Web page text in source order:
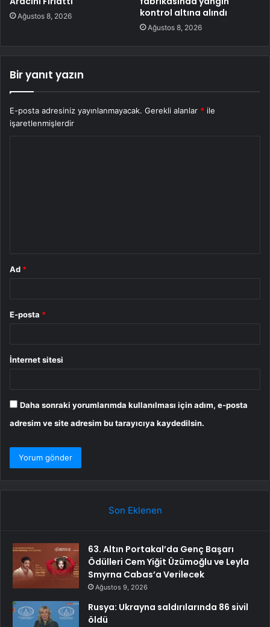
Ağustos 8, 2026
kontrol altına alındı
Ağustos 8, 2026
Bir yanıt yazın
E-posta adresiniz yayınlanmayacak. Gerekli alanlar * ile
işaretlenmişlerdir
Ad *
E-posta *
İnternet sitesi
Daha sonraki yorumlarımda kullanılması için adım, e-posta
adresim ve site adresim bu tarayıcıya kaydedilsin.
Son Eklenen
63. Altın Portakal’da Genç Başarı
Ödülleri Cem Yiğit Üzümoğlu ve Leyla
Smyrna Cabas’a Verilecek
Ağustos 9, 2026
Rusya: Ukrayna saldırılarında 86 sivil
öldü